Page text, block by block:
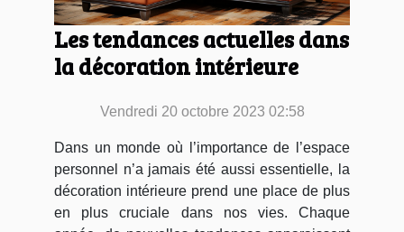
Les tendances actuelles dans
la décoration intérieure
Vendredi 20 octobre 2023 02:58
Dans un monde où l’importance de l’espace
personnel n’a jamais été aussi essentielle, la
décoration intérieure prend une place de plus
en plus cruciale dans nos vies. Chaque